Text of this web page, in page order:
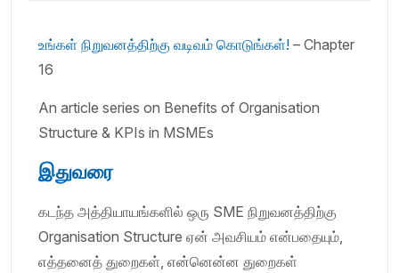
உங்கள் நிறுவனத்திற்கு வடிவம் கொடுங்கள்! – Chapter
16
An article series on Benefits of Organisation
Structure & KPIs in MSMEs
இதுவரை
கடந்த அத்தியாயங்களில் ஒரு SME நிறுவனத்திற்கு
Organisation Structure ஏன் அவசியம் என்பதையும்,
எத்தனைத் துறைகள், என்னென்ன துறைகள்